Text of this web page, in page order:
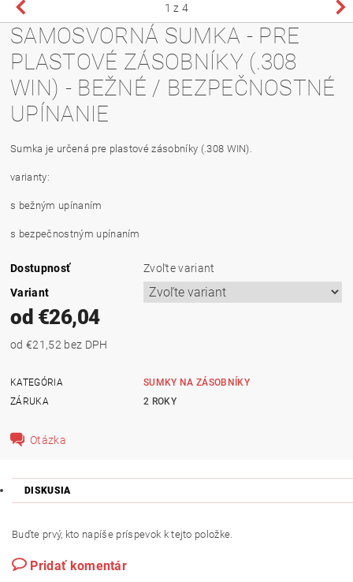
1 z 4
SAMOSVORNÁ SUMKA - PRE
PLASTOVÉ ZÁSOBNÍKY (.308
WIN) - BEŽNÉ / BEZPEČNOSTNÉ
UPÍNANIE
Sumka je určená pre plastové zásobníky (.308 WIN).
varianty:
s bežným upínaním
s bezpečnostným upínaním
Dostupnosť
Zvoľte variant
Variant
od €26,04
od €21,52 bez DPH
KATEGÓRIA
SUMKY NA ZÁSOBNÍKY
ZÁRUKA
2 ROKY
Otázka
DISKUSIA
Buďte prvý, kto napíše príspevok k tejto položke.
Pridať komentár